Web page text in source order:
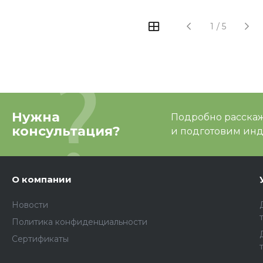
1 / 5
Нужна
консультация?
Подробно
и подготовим
О компании
Новости
Политика конфиденциальности
Сертификаты